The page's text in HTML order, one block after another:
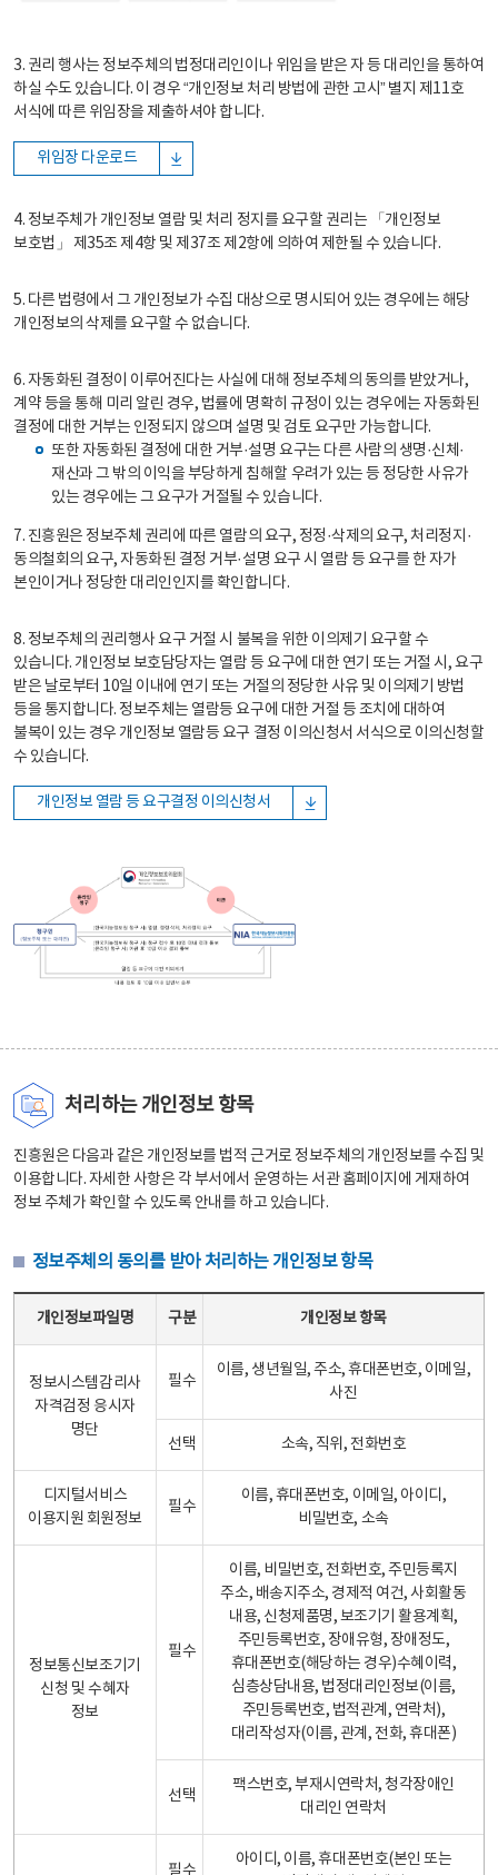
3. 권리 행사는 정보주체의 법정대리인이나 위임을 받은 자 등 대리인을 통하여
하실 수도 있습니다. 이 경우 “개인정보 처리 방법에 관한 고시” 별지 제11호
서식에 따른 위임장을 제출하셔야 합니다.
위임장 다운로드
4. 정보주체가 개인정보 열람 및 처리 정지를 요구할 권리는 「개인정보
보호법」 제35조 제4항 및 제37조 제2항에 의하여 제한될 수 있습니다.
5. 다른 법령에서 그 개인정보가 수집 대상으로 명시되어 있는 경우에는 해당
개인정보의 삭제를 요구할 수 없습니다.
6. 자동화된 결정이 이루어진다는 사실에 대해 정보주체의 동의를 받았거나,
계약 등을 통해 미리 알린 경우, 법률에 명확히 규정이 있는 경우에는 자동화된
결정에 대한 거부는 인정되지 않으며 설명 및 검토 요구만 가능합니다.
또한 자동화된 결정에 대한 거부·설명 요구는 다른 사람의 생명·신체·
재산과 그 밖의 이익을 부당하게 침해할 우려가 있는 등 정당한 사유가
있는 경우에는 그 요구가 거절될 수 있습니다.
7. 진흥원은 정보주체 권리에 따른 열람의 요구, 정정·삭제의 요구, 처리정지·
동의철회의 요구, 자동화된 결정 거부·설명 요구 시 열람 등 요구를 한 자가
본인이거나 정당한 대리인인지를 확인합니다.
8. 정보주체의 권리행사 요구 거절 시 불복을 위한 이의제기 요구할 수
있습니다. 개인정보 보호담당자는 열람 등 요구에 대한 연기 또는 거절 시, 요구
받은 날로부터 10일 이내에 연기 또는 거절의 정당한 사유 및 이의제기 방법
등을 통지합니다. 정보주체는 열람등 요구에 대한 거절 등 조치에 대하여
불복이 있는 경우 개인정보 열람등 요구 결정 이의신청서 서식으로 이의신청할
수 있습니다.
개인정보 열람 등 요구결정 이의신청서
처리하는 개인정보 항목
진흥원은 다음과 같은 개인정보를 법적 근거로 정보주체의 개인정보를 수집 및
이용합니다. 자세한 사항은 각 부서에서 운영하는 서관 홈페이지에 게재하여
정보 주체가 확인할 수 있도록 안내를 하고 있습니다.
정보주체의 동의를 받아 처리하는 개인정보 항목
개인정보파일명 구분 개인정보 항목
정보시스템감리사
자격검정 응시자
명단
필수
이름, 생년월일, 주소, 휴대폰번호, 이메일,
사진
선택 소속, 직위, 전화번호
디지털서비스
이용지원 회원정보
필수
이름, 휴대폰번호, 이메일, 아이디,
비밀번호, 소속
정보통신보조기기
신청 및 수혜자
정보
필수
이름, 비밀번호, 전화번호, 주민등록지
주소, 배송지주소, 경제적 여건, 사회활동
내용, 신청제품명, 보조기기 활용계획,
주민등록번호, 장애유형, 장애정도,
휴대폰번호(해당하는 경우)수혜이력,
심층상담내용, 법정대리인정보(이름,
주민등록번호, 법적관계, 연락처),
대리작성자(이름, 관계, 전화, 휴대폰)
선택
팩스번호, 부재시연락처, 청각장애인
대리인 연락처
필수
아이디, 이름, 휴대폰번호(본인 또는